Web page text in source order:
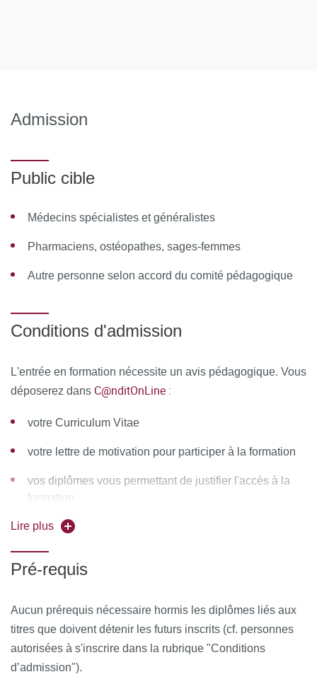
Maladies dysimmunitaires, maladies cardiovasculaires
Maladies et syndromes digestifs, cancers
et cognition
Neurobiologie, neurosciences
sénilité
Fatigue et récupération, fatigue chronique, fibromyalgie
micronutritionnels des patients cancéreux en traitement,
et des patients en burnout
MOYENS PÉDAGOGIQUES ET TECHNIQUES
D’ENCADREMENT
Équipe pédagogique :
Becker / Maurice Bessoudi / Olivier Biondi / Sylvie Bortoli /
Damien Bourgongeon / Vincent Castronovo / Damien
/ Pierre Maldiney / Sarah Méran / Philippe Noirez / Léopold
Tchiakpe / Damien Vitiello / Laure Weill
Admission
Public cible
Médecins spécialistes et généralistes
Pharmaciens, ostéopathes, sages-femmes
Autre personne selon accord du comité pédagogique
Conditions d'admission
L'entrée en formation nécessite un avis pédagogique. Vous
déposerez dans C@nditOnLine :
votre Curriculum Vitae
votre lettre de motivation pour participer à la formation
vos diplômes vous permettant de justifier l'accès à la
formation
Lire plus
Pré-requis
Aucun prérequis nécessaire hormis les diplômes liés aux
titres que doivent détenir les futurs inscrits (cf. personnes
autorisées à s'inscrire dans la rubrique "Conditions
d’admission").